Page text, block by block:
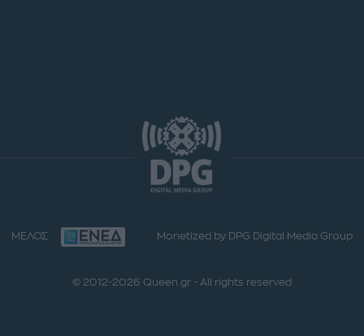
ΜΕΛΟΣ Monetized by DPG Digital Media Group
© 2012-2026 Queen.gr - All rights reserved